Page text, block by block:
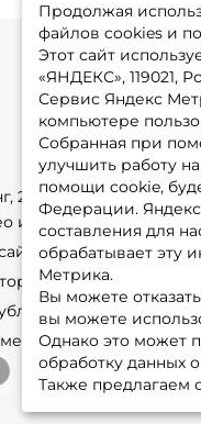
Продолжая
файлов cookies и
Этот сайт
«ЯНДЕКС», 119021,
Сервис Яндекс
компьютере
Собранная при
улучшить работу
помощи cookie,
Федерации.
составления для
обрабатывает эту
Метрика.
Вы можете
вы можете
Однако это может
обработку данных
Также предлагаем
2009-2026
изображения и
защищены
праве и не
ещё где-
разрешения.